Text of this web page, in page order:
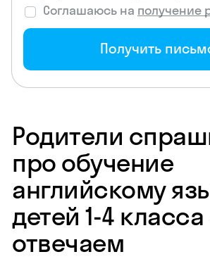
Соглашаюсь на получение
Получить
Родители
про обучение
английскому
детей 1‑4
отвечаем